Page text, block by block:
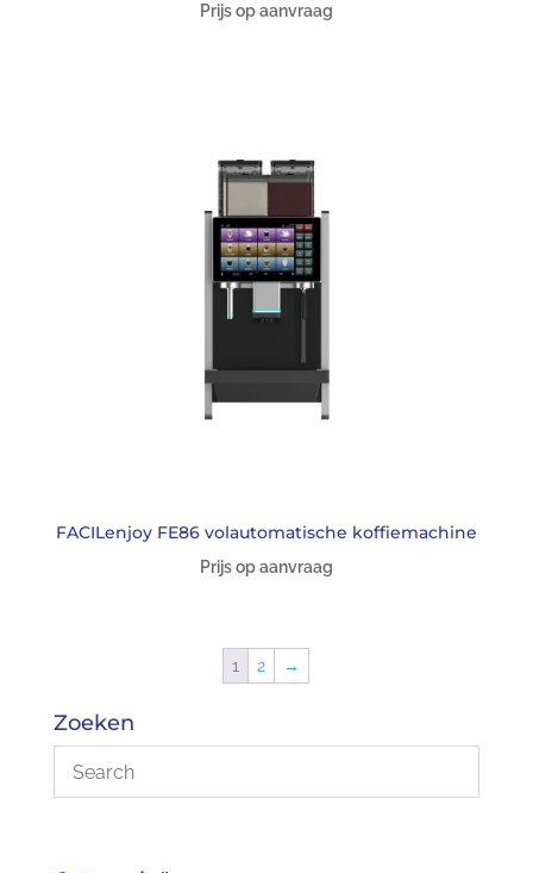
Prijs op aanvraag
FACILenjoy FE86 volautomatische koffiemachine
Prijs op aanvraag
1 2 →
Zoeken